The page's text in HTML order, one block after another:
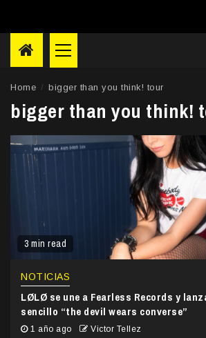
Primary
Menu
Home bigger than you think! tour
bigger than you think!
3 min read
NOTICIAS
LØLØ se une a Fearless Records y
sencillo “the devil wears converse”
1 año ago Victor Tellez